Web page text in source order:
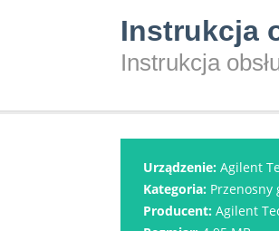
Instrukcja
Instrukcja
Urządzenie: Agilent
Kategoria: Przenosny
Producent: Agilent